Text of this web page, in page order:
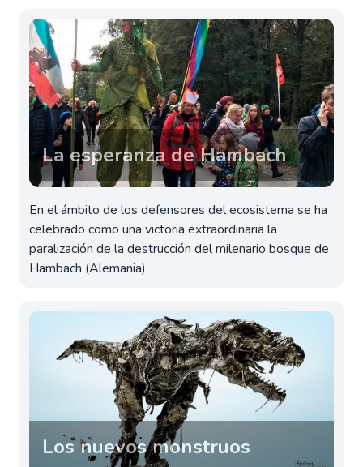
La esperanza de Hambach
En el ámbito de los defensores del ecosistema se ha
celebrado como una victoria extraordinaria la
paralización de la destrucción del milenario bosque de
Hambach (Alemania)
Los nuevos monstruos